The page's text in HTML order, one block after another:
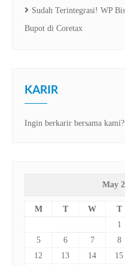
Sudah Terintegrasi! WP
Bupot di Coretax
KARIR
Ingin berkarir bersama
May
M T W T
1
5
6 7 8
12
13 14 15